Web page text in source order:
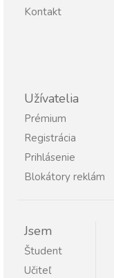
Kontakt
Užívatelia
Prémium
Registrácia
Prihlásenie
Blokátory reklám
Jsem
Študent
Učiteľ